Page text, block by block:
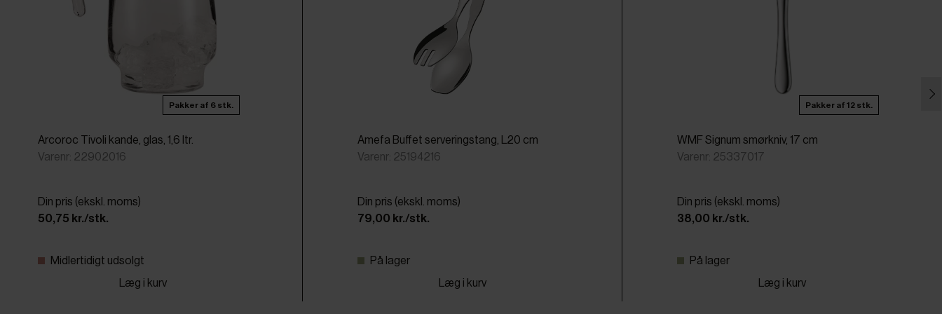
Pakker af 6 stk.
Arcoroc Tivoli kande, glas, 1,6 ltr.
Varenr: 22902016
Din pris (ekskl. moms)
50,75 kr./stk.
Midlertidigt udsolgt
Læg i kurv
Amefa Buffet serveringstang, L20 cm
Varenr: 25194216
Din pris (ekskl. moms)
79,00 kr./stk.
På lager
Læg i kurv
Pakker af 12 stk.
WMF Signum smørkniv, 17 cm
Varenr: 25337017
Din pris (ekskl. moms)
38,00 kr./stk.
På lager
Læg i kurv